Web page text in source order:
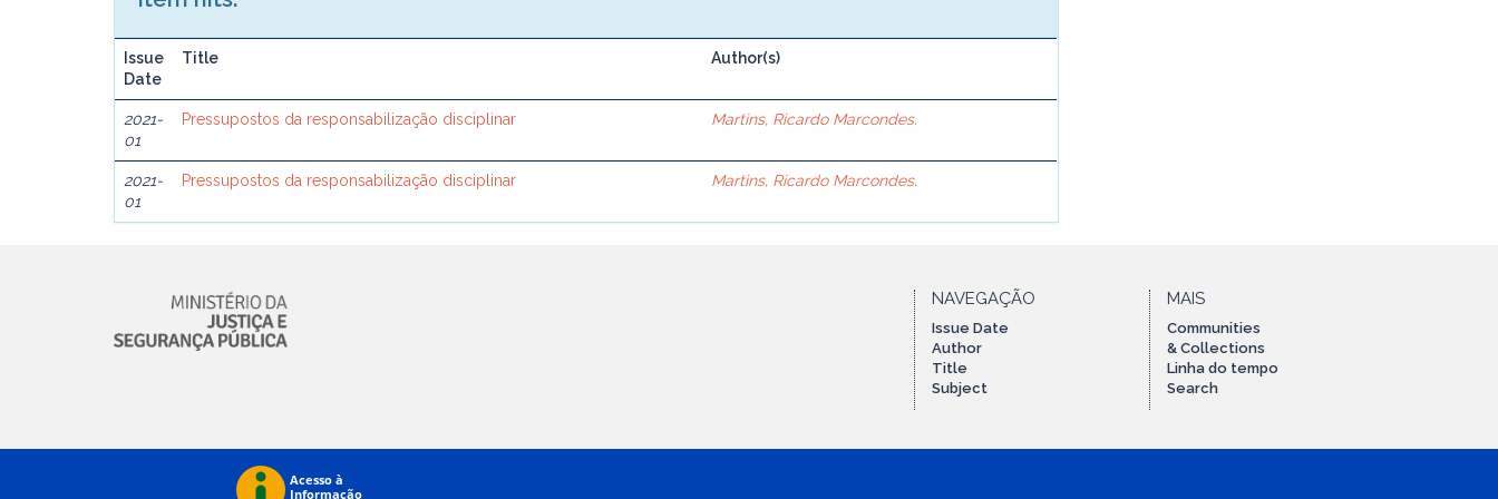
Issue
Date
Title Author(s)
2021-
01
Pressupostos da responsabilização disciplinar Martins, Ricardo Marcondes.
2021-
01
Pressupostos da responsabilização disciplinar Martins, Ricardo Marcondes.
NAVEGAÇÃO
Issue Date
Author
Title
Subject
MAIS
Communities
& Collections
Linha do tempo
Search